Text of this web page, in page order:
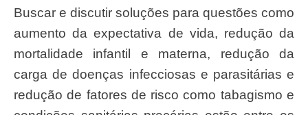
Buscar e discutir soluções para questões como
aumento da expectativa de vida, redução da
mortalidade infantil e materna, redução da
carga de doenças infecciosas e parasitárias e
redução de fatores de risco como tabagismo e